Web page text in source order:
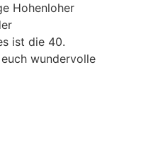
Hohenloher
ist die 40.
wundervolle